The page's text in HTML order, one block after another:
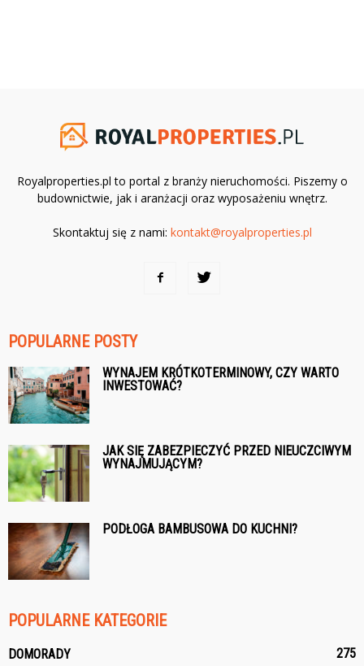
Royalproperties.pl to portal z branży nieruchomości. Piszemy o
budownictwie, jak i aranżacji oraz wyposażeniu wnętrz.
Skontaktuj się z nami: kontakt@royalproperties.pl
POPULARNE POSTY
WYNAJEM KRÓTKOTERMINOWY, CZY WARTO
INWESTOWAĆ?
JAK SIĘ ZABEZPIECZYĆ PRZED NIEUCZCIWYM
WYNAJMUJĄCYM?
PODŁOGA BAMBUSOWA DO KUCHNI?
POPULARNE KATEGORIE
DOMORADY 275